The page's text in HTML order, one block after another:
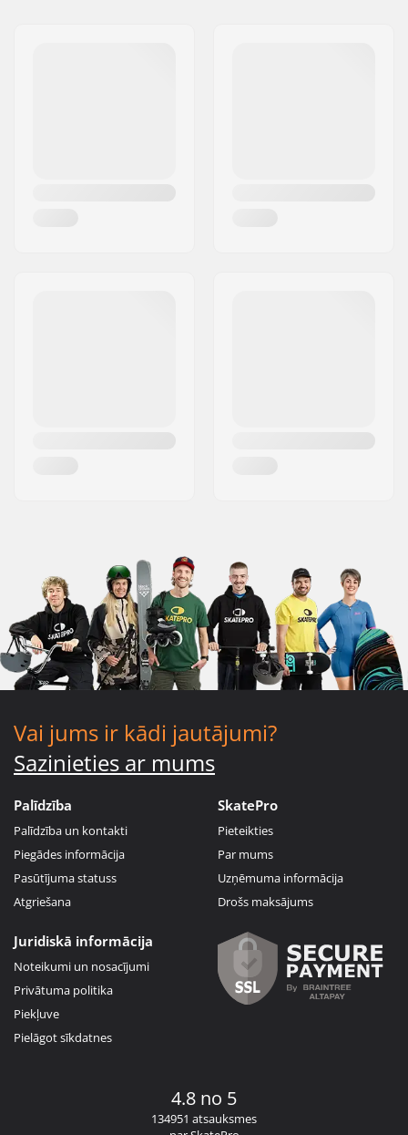
Vai jums ir kādi jautājumi?
Sazinieties ar mums
Palīdzība
Palīdzība un kontakti
Piegādes informācija
Pasūtījuma statuss
Atgriešana
SkatePro
Pieteikties
Par mums
Uzņēmuma informācija
Drošs maksājums
Juridiskā informācija
Noteikumi un nosacījumi
Privātuma politika
Piekļuve
Pielāgot sīkdatnes
4.8 no 5
134951 atsauksmes